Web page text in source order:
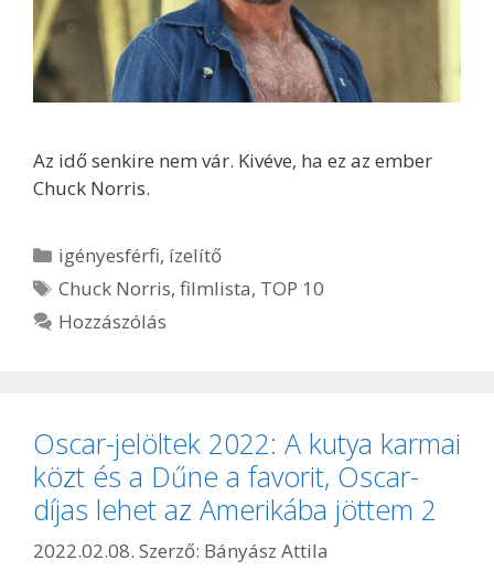
Az idő senkire nem vár. Kivéve, ha ez az ember
Chuck Norris.
Kategória
igényesférfi, ízelítő
Címkék
Chuck Norris,filmlista, TOP 10
Hozzászólás
Oscar-jelöltek 2022: A kutya karmai
közt és a Dűne a favorit, Oscar-
díjas lehet az Amerikába jöttem 2
2022.02.08. Szerző: Bányász Attila